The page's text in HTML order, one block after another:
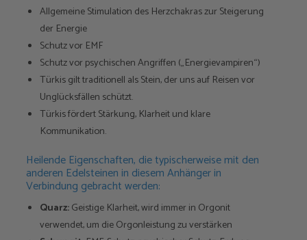
Allgemeine Stimulation des Herzchakras zur Steigerung
der Energie
Schutz vor EMF
Schutz vor psychischen Angriffen („Energievampiren“)
Türkis gilt traditionell als Stein, der uns auf Reisen vor
Unglücksfällen schützt.
Türkis fördert Stärkung, Klarheit und klare
Kommunikation.
Heilende Eigenschaften, die typischerweise mit den
anderen Edelsteinen in diesem Anhänger in
Verbindung gebracht werden:
Quarz:Geistige Klarheit, wird immer in Orgonit
verwendet, um die Orgonleistung zu verstärken